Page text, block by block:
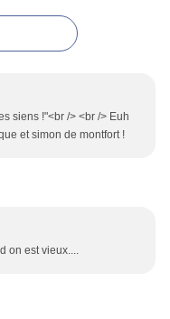
siens !"<br /> <br /> Euh
et simon de montfort !
on est vieux....